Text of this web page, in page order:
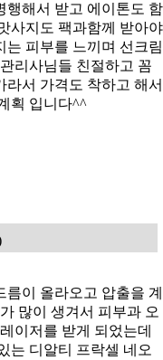
행해서 받고 에이톤도 함
사지도 팩과함께 받아야
는 피부를 느끼며 선크림
리사님들 친절하고 꼼
서 가격도 착하고 해서
획 입니다^^
이 올라오고 압출을 계
많이 생겨서 피부과 오
이저를 받게 되었는데
는 디알티 프락셀 네오